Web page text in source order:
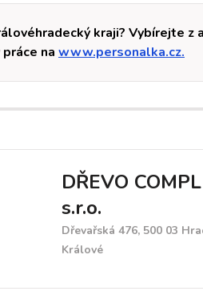
kraji? Vybírejte z
na www.personalka.cz.
DŘEVO
s.r.o.
Dřevařská 476, 500 03
Králové